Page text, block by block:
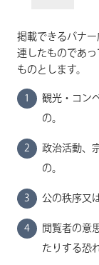
掲載できるバナ
連したものであ
ものとします。
観光・コン
の。
政治活動、
の。
公の秩序又
閲覧者の意
たりする恐